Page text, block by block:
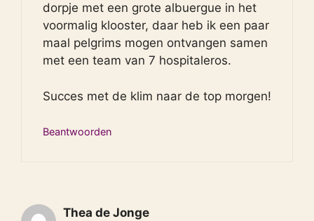
dorpje met een grote albuergue in het
voormalig klooster, daar heb ik een paar
maal pelgrims mogen ontvangen samen
met een team van 7 hospitaleros.
Succes met de klim naar de top morgen!
Beantwoorden
Thea de Jonge